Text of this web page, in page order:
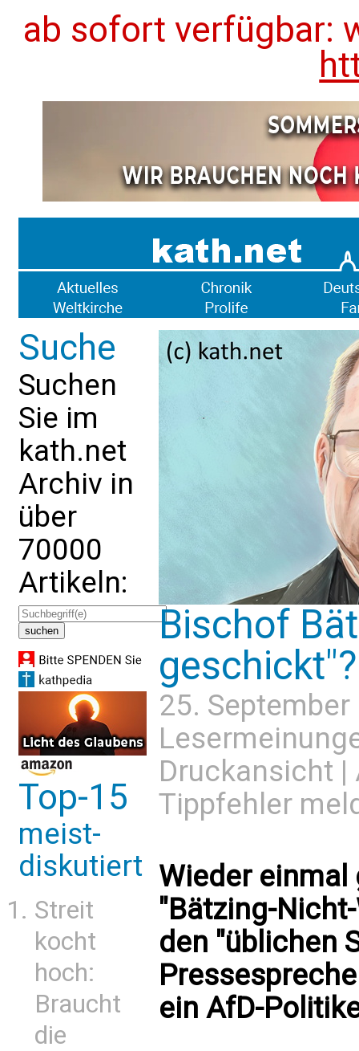
ab sofort verfügbar:
Suche
Suchen
Sie im
kath.net
Archiv in
über
70000
Artikeln:
Top-15
meist-
diskutiert
Streit
kocht
hoch:
Braucht
die
Bischof
geschickt"?
25.
Druckansicht |
Tippfehler
Wieder einmal
"Bätzing-
den "üblichen
ein AfD-